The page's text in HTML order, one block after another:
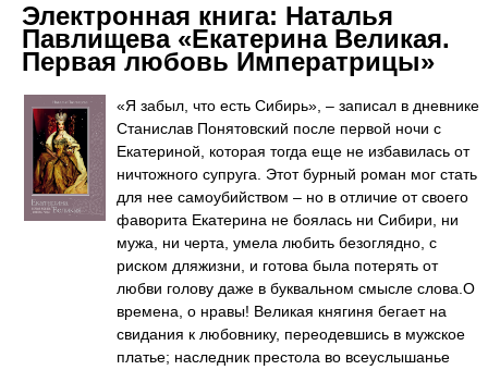
Электронная книга: Наталья
Павлищева «Екатерина Великая.
Первая любовь Императрицы»
«Я забыл, что есть Сибирь», – записал в дневнике
Станислав Понятовский после первой ночи с
Екатериной, которая тогда еще не избавилась от
ничтожного супруга. Этот бурный роман мог стать
для нее самоубийством – но в отличие от своего
фаворита Екатерина не боялась ни Сибири, ни
мужа, ни черта, умела любить безоглядно, с
риском дляжизни, и готова была потерять от
любви голову даже в буквальном смысле слова.О
времена, о нравы! Великая княгиня бегает на
свидания к любовнику, переодевшись в мужское
платье; наследник престола во всеуслышанье